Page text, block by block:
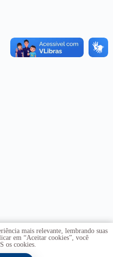
mais relevante, lembrando suas
em “Aceitar cookies”, você
os cookies.